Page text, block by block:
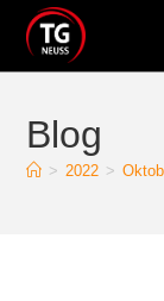
Inhalt
springen
Blog
> 2022 >